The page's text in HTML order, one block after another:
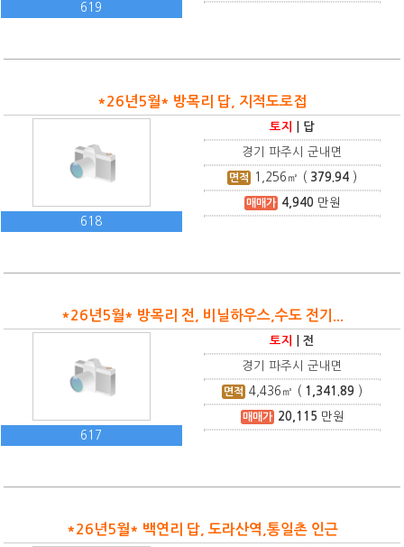
619
*26년5월* 방목리 답, 지적도로접
618
토지 답
경기 파주시 군내면
면적 1,256 ㎡ ( 379.94 )
매매가 4,940만원
*26년5월* 방목리 전, 비닐하우스,수도 전기...
617
토지 |전
경기 파주시 군내면
면적 4,436 ㎡ ( 1,341.89 )
매매가 20,115 만원
*26년5월* 백연리 답, 도라산역,통일촌 인근